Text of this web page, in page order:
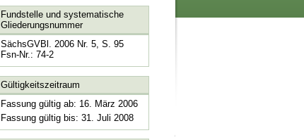
Fundstelle und systematische
Gliederungsnummer
SächsGVBl. 2006 Nr. 5, S. 95
Fsn-Nr.: 74-2
Gültigkeitszeitraum
Fassung gültig ab: 16. März 2006
Fassung gültig bis: 31. Juli 2008